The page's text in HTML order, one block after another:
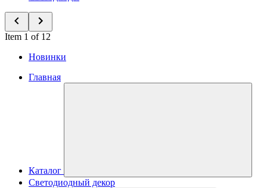
Item 1 of 12
Новинки
Главная
Каталог
Светодиодный декор